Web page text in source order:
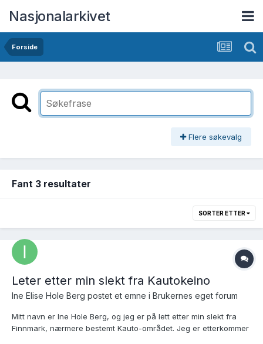
Nasjonalarkivet
Forside
Flere søkevalg
Fant 3 resultater
SORTER ETTER
Leter etter min slekt fra Kautokeino
Ine Elise Hole Berg postet et emne i Brukernes eget forum
Mitt navn er Ine Hole Berg, og jeg er på lett etter min slekt fra
Finnmark, nærmere bestemt Kauto-området. Jeg er etterkommer